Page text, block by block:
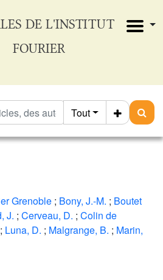
DE L'INSTITUT
FOURIER
Tout
Grenoble ; Bony, J.-M. ; Boutet
J. ; Cerveau, D. ; Colin de
; Luna, D. ; Malgrange, B. ; Marin,